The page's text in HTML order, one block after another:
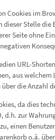
Cookies im
Stelle
Seite ohne
URL-
aus
die Anzahl
da dies
d.h. zur
einen
o.ä.